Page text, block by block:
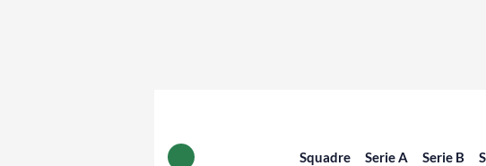
Squadre Serie A Serie B